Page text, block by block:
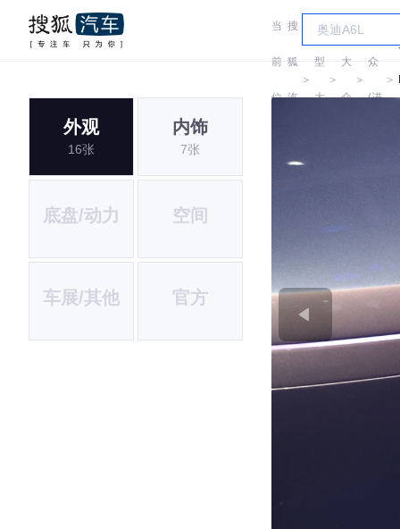
当
前
位
搜
狐
汽
＞
车
型
大
＞
大
众
＞
众
(进
＞
外观
16张
内饰
7张
底盘/动力 空间
车展/其他 官方